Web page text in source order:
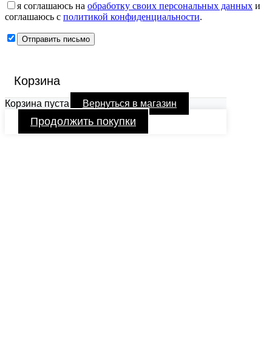
я соглашаюсь на обработку своих персональных данных и
соглашаюсь с политикой конфиденциальности.
Корзина
Корзина пуста Вернуться в магазин
Продолжить покупки